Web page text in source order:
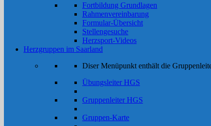
Fortbildung Grundlagen
Rahmenvereinbarung
Formular-Übersicht
Stellengesuche
Herzsport-Videos
Herzgruppen im Saarland
Diser Menüpunkt enthält die
Übungsleiter HGS
Gruppenleiter HGS
Gruppen-Karte